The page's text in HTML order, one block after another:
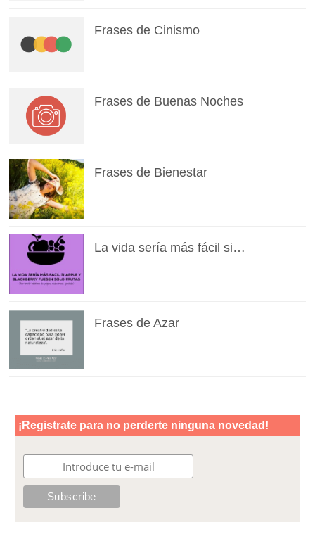
Frases de Cinismo
Frases de Buenas Noches
Frases de Bienestar
La vida sería más fácil si…
Frases de Azar